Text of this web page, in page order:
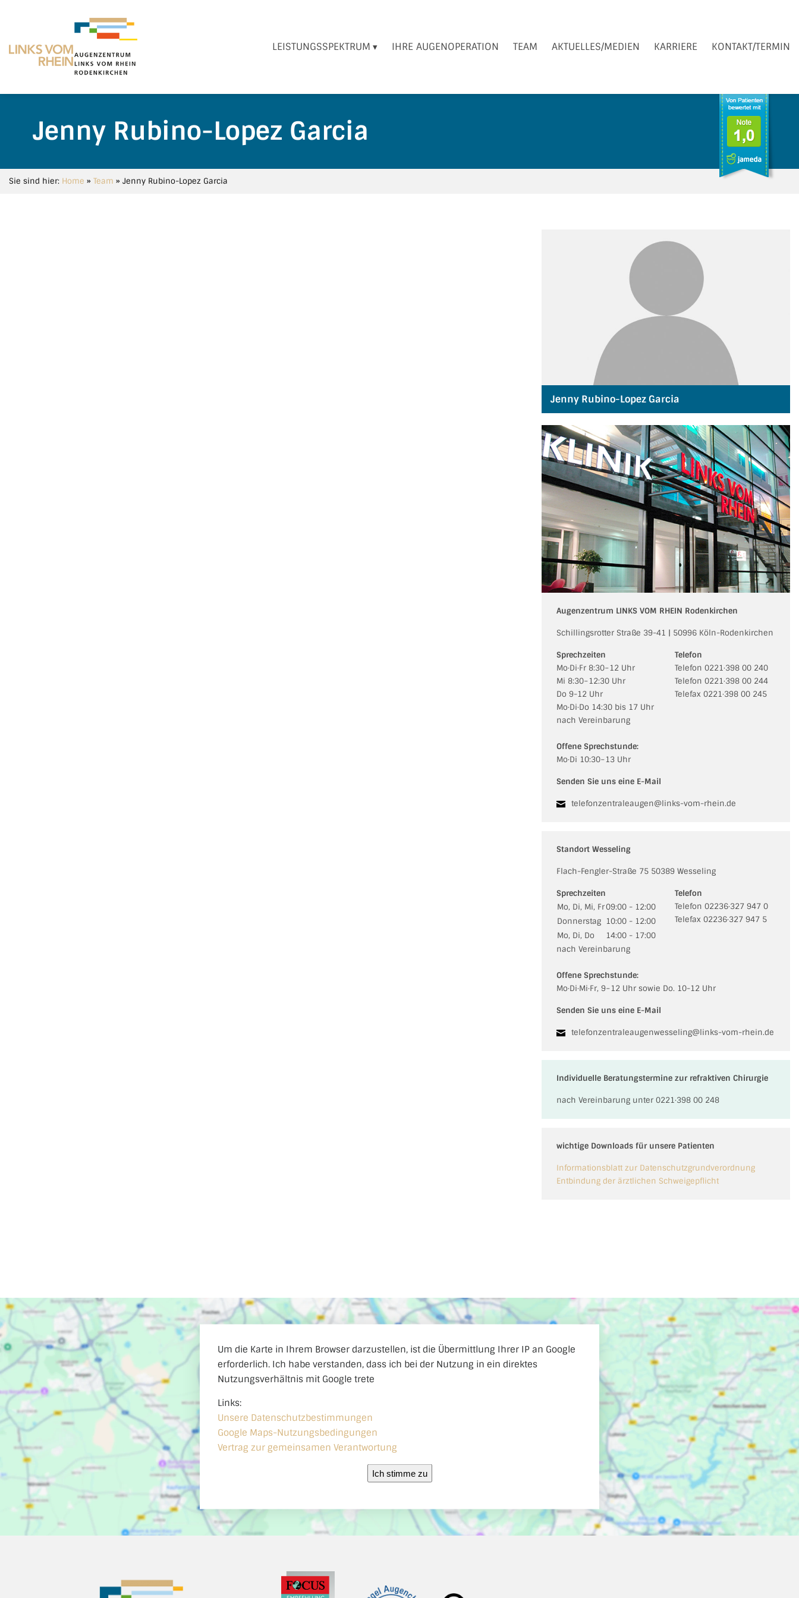
LEISTUNGSSPEKTRUM IHRE AUGENOPERATION TEAM AKTUELLES/MEDIEN KARRIERE KONTAKT/TERMIN
Jenny Rubino-Lopez Garcia
Sie sind hier: Home » Team » Jenny Rubino-Lopez Garcia
Jenny Rubino-Lopez Garcia
Augenzentrum LINKS VOM RHEIN Rodenkirchen
Schillingsrotter Straße 39-41 | 50996 Köln-Rodenkirchen
Sprechzeiten
Mo·Di·Fr 8:30−12 Uhr
Mi 8:30−12:30 Uhr
Do 9-12 Uhr
Mo·Di·Do 14:30 bis 17 Uhr
nach Vereinbarung
Telefon
Telefon 0221·398 00 240
Telefon 0221·398 00 244
Telefax 0221·398 00 245
Offene Sprechstunde:
Mo·Di 10:30−13 Uhr
Senden Sie uns eine E-Mail
telefonzentraleaugen@links-vom-rhein.de
Standort Wesseling
Flach-Fengler-Straße 75 50389 Wesseling
Sprechzeiten
Mo, Di, Mi, Fr09:00 - 12:00
Donnerstag 10:00 - 12:00
Mo, Di, Do
14:00 - 17:00
nach Vereinbarung
Telefon
Telefon 02236·327 947 0
Telefax 02236·327 947 5
Offene Sprechstunde:
Mo·Di·Mi·Fr, 9−12 Uhr sowie Do. 10-12 Uhr
Senden Sie uns eine E-Mail
telefonzentraleaugenwesseling@links-vom-rhein.de
Individuelle Beratungstermine zur refraktiven Chirurgie
nach Vereinbarung unter 0221·398 00 248
wichtige Downloads für unsere Patienten
Informationsblatt zur Datenschutzgrundverordnung
Entbindung der ärztlichen Schweigepflicht
Um die Karte in Ihrem Browser darzustellen, ist die Übermittlung Ihrer IP an Google
erforderlich. Ich habe verstanden, dass ich bei der Nutzung in ein direktes
Nutzungsverhältnis mit Google trete
Links:
Unsere Datenschutzbestimmungen
Google Maps-Nutzungsbedingungen
Vertrag zur gemeinsamen Verantwortung
Ich stimme zu